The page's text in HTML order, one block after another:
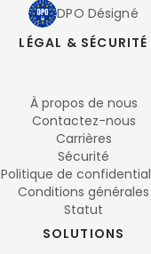
DPO Désigné
LÉGAL & SÉCURITÉ
À propos de nous
Contactez-nous
Carrières
Sécurité
Politique de
Conditions générales
Statut
SOLUTIONS